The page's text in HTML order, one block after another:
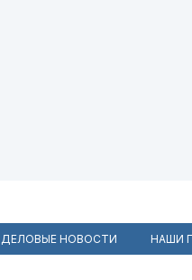
ДЕЛОВЫЕ НОВОСТИ НАШИ